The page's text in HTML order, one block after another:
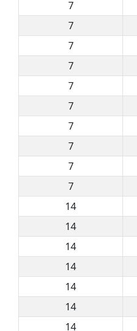
7
7
7
7
7
7
7
7
7
7
14
14
14
14
14
14
14